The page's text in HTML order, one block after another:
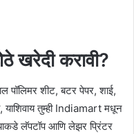
खरेदी करावी?
पॉलिमर शीट, बटर पेपर, शाई,
याशिवाय तुम्ही Indiamart मधून
लॅपटॉप आणि लेझर प्रिंटर